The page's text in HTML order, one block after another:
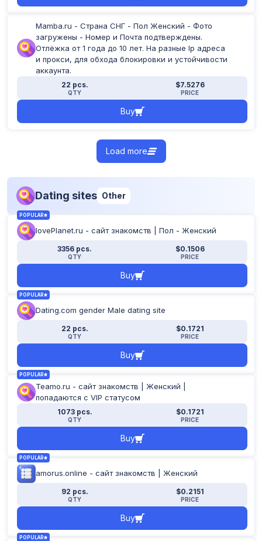
Mamba.ru - Страна СНГ - Пол Женский - Фото
загружены - Номер и Почта подтверждены.
Отлёжка от 1 года до 10 лет. На разные Ip адреса
и прокси, для обхода блокировки и устойчивости
аккаунта.
22 pcs.
QTY
$7.5276
PRICE
Buy
Load more
Dating sites Other
POPULAR
lovePlanet.ru - сайт знакомств | Пол - Женский
3356 pcs.
QTY
$0.1506
PRICE
Buy
POPULAR
Dating.com gender Male dating site
22 pcs.
QTY
$0.1721
PRICE
Buy
POPULAR
Teamo.ru - сайт знакомств | Женский |
попадаются с VIP статусом
1073 pcs.
QTY
$0.1721
PRICE
Buy
POPULAR
amorus.online - сайт знакомств | Женский
92 pcs.
QTY
$0.2151
PRICE
Buy
POPULAR